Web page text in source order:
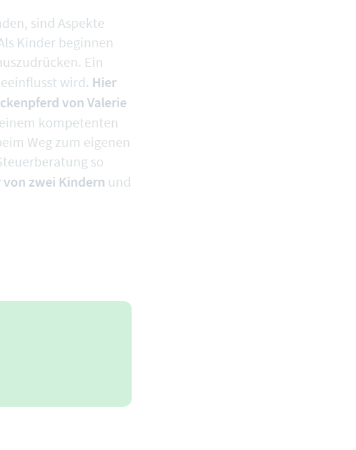
sind Aspekte
Kinder beginnen
Ein
wird. Hier
von Valerie
kompetenten
Weg zum eigenen
so
zwei Kindern und